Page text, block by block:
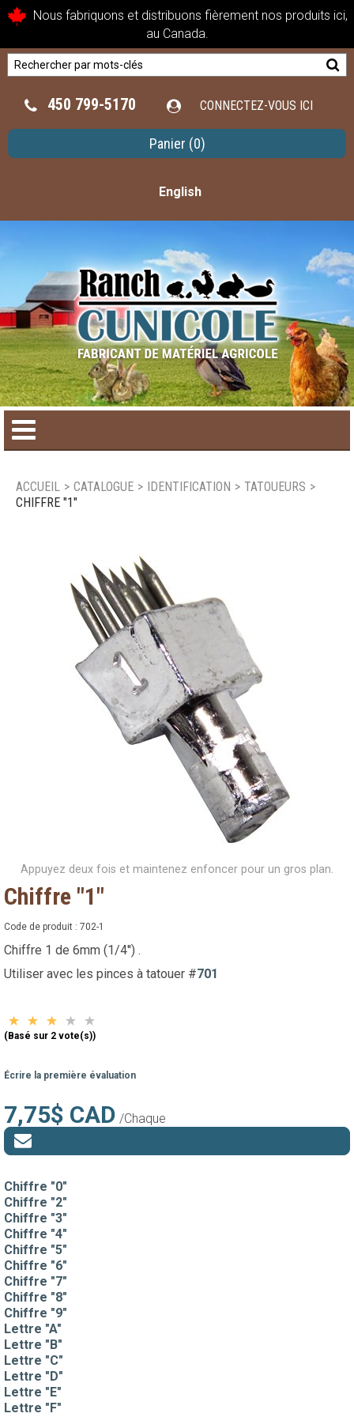
Nous fabriquons et distribuons fièrement nos produits ici,
au Canada.
450 799-5170 CONNECTEZ-VOUS ICI
Panier (0)
English
Produits saisonniers
Nouveaux produits
Nous joindre
ACCUEIL > CATALOGUE > IDENTIFICATION > TATOUEURS >
CHIFFRE "1"
Appuyez deux fois et maintenez enfoncer pour un gros plan.
Chiffre "1"
Code de produit : 702-1
Chiffre 1 de 6mm (1/4'') .
Utiliser avec les pinces à tatouer #701
(Basé sur 2 vote(s))
Écrire la première évaluation
7,75$ CAD /Chaque
Chiffre "0"
Chiffre "2"
Chiffre "3"
Chiffre "4"
Chiffre "5"
Chiffre "6"
Chiffre "7"
Chiffre "8"
Chiffre "9"
Lettre "A"
Lettre "B"
Lettre "C"
Lettre "D"
Lettre "E"
Lettre "F"